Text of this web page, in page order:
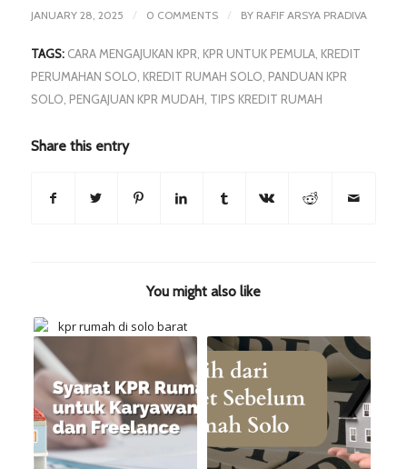
JANUARY 28, 2025 / 0 COMMENTS / BY RAFIF ARSYA PRADIVA
TAGS: CARA MENGAJUKAN KPR KPR UNTUK PEMULA, KREDIT
PERUMAHAN SOLO KREDIT RUMAH SOLO PANDUAN KPR
SOLO PENGAJUAN KPR MUDAH TIPS KREDIT RUMAH
Share this entry
You might also like